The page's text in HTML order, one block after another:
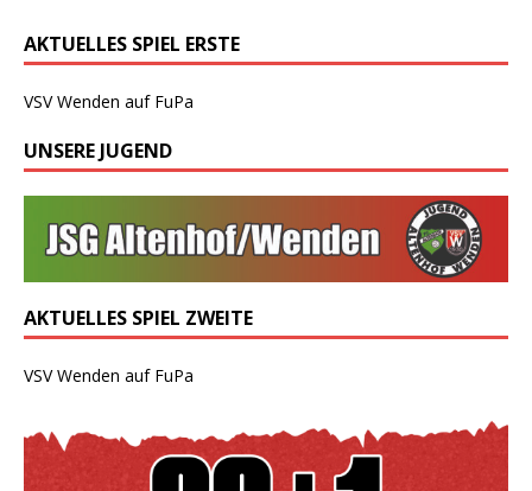
AKTUELLES SPIEL ERSTE
VSV Wenden auf FuPa
UNSERE JUGEND
AKTUELLES SPIEL ZWEITE
VSV Wenden auf FuPa